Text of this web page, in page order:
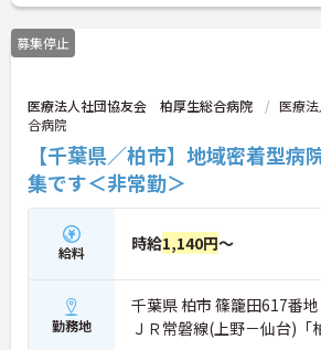
募集停止
医療法人社団協友会 柏厚生総合病院
医療
合病院
【千葉県／柏市】地域密着型病
集です＜非常勤＞
給料 時給1,140円～
勤務地
千葉県 柏市 篠籠田617番地
ＪＲ常磐線(上野－仙台)「